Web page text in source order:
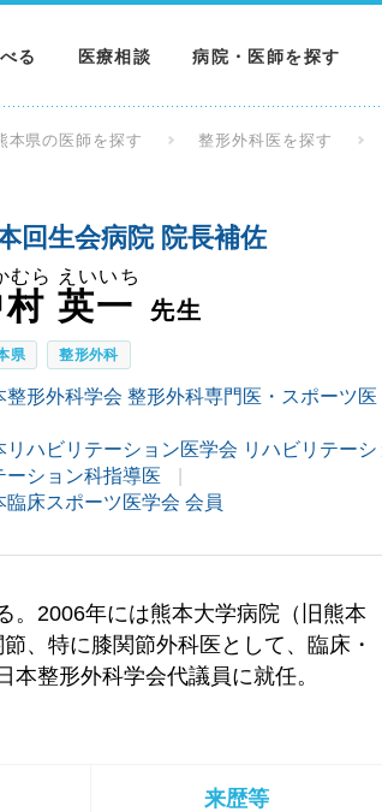
る 医療相談 病院・医師を探す
本県の医師を探す 整形外科医を探す
回生会病院 院長補佐
村 英一
むら えいいち
先生
県 整形外科
整形外科学会 整形外科専門医・スポーツ
リハビリテーション医学会 リハビリテー
ーション科指導医
臨床スポーツ医学会 会員
。2006年には熊本大学病院（旧熊本
、特に膝関節外科医として、臨床・
整形外科学会代議員に就任。
来歴等